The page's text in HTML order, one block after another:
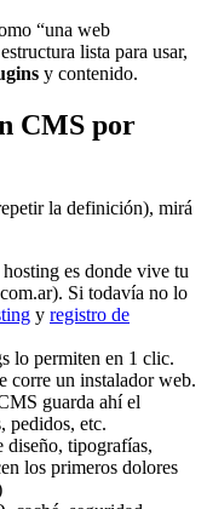
“una web
lista para usar,
y contenido.
CMS por
la definición), mirá
hosting es donde vive tu
Si todavía no lo
y registro de
lo permiten en 1 clic.
corre un instalador web.
guarda ahí el
pedidos, etc.
diseño, tipografías,
los primeros dolores